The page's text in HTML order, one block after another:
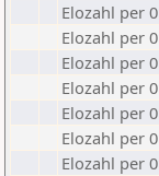
Elozahl per
Elozahl per
Elozahl per
Elozahl per
Elozahl per
Elozahl per
Elozahl per